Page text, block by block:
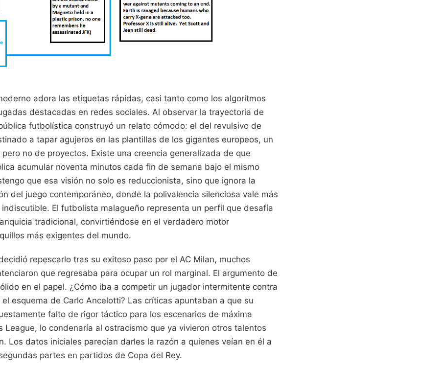
adora las etiquetas rápidas, casi tanto como los algoritmos
destacadas en redes sociales. Al observar la trayectoria de
futbolística construyó un relato cómodo: el del revulsivo de
a tapar agujeros en las plantillas de los gigantes europeos, un
no de proyectos. Existe una creencia generalizada de que
acumular noventa minutos cada fin de semana bajo el mismo
que esa visión no solo es reduccionista, sino que ignora la
del juego contemporáneo, donde la polivalencia silenciosa vale más
El futbolista malagueño representa un perfil que desafía
tradicional, convirtiéndose en el verdadero motor
más exigentes del mundo.
repescarlo tras su exitoso paso por el AC Milan, muchos
que regresaba para ocupar un rol marginal. El argumento de
en el papel. ¿Cómo iba a competir un jugador intermitente contra
esquema de Carlo Ancelotti? Las críticas apuntaban a que su
falto de rigor táctico para los escenarios de máxima
League, lo condenaría al ostracismo que ya vivieron otros talentos
Los datos iniciales parecían darles la razón a quienes veían en él a
partes en partidos de Copa del Rey.